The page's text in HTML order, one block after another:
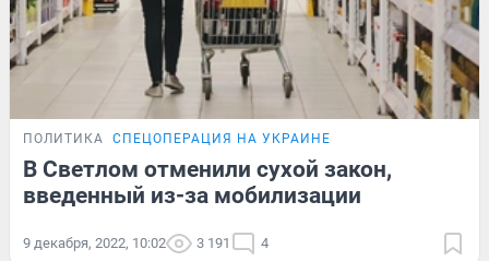
ПОЛИТИКА СПЕЦОПЕРАЦИЯ НА УКРАИНЕ
В Светлом отменили сухой закон,
введенный из-за мобилизации
9 декабря, 2022, 10:02 3 191 4